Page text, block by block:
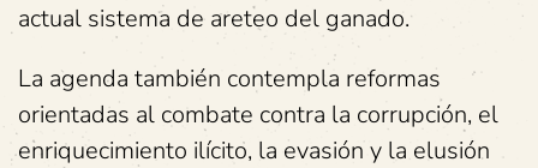
actual sistema de areteo del ganado.
La agenda también contempla reformas
orientadas al combate contra la corrupción, el
enriquecimiento ilícito, la evasión y la elusión